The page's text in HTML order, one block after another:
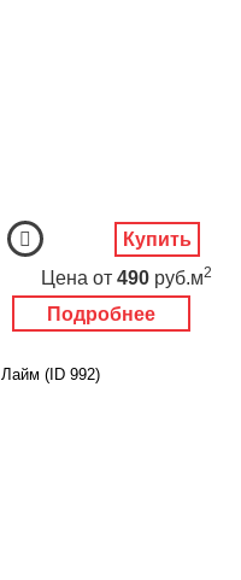
Подробнее
Цена от 490 руб.м2
Купить
Лайм (ID 992)